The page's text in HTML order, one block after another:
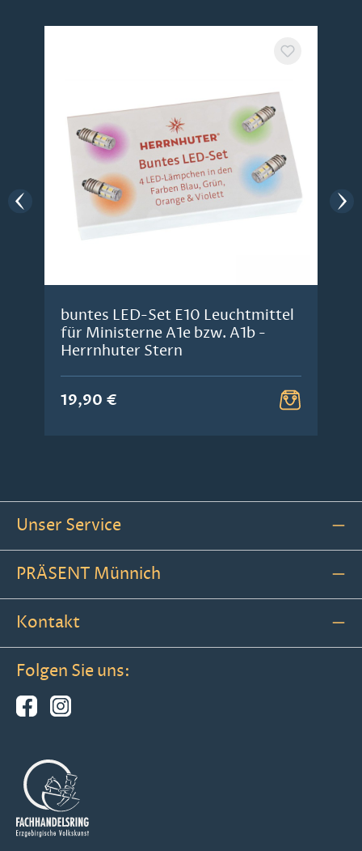
buntes LED-Set E10 Leuchtmittel
für Ministerne A1e bzw. A1b -
Herrnhuter Stern
19,90 €
Unser Service
PRÄSENT Münnich
Kontakt
Folgen Sie uns: